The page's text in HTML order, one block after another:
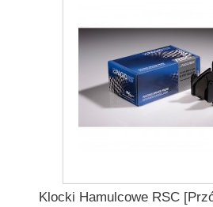
Klocki Hamulcowe RSC